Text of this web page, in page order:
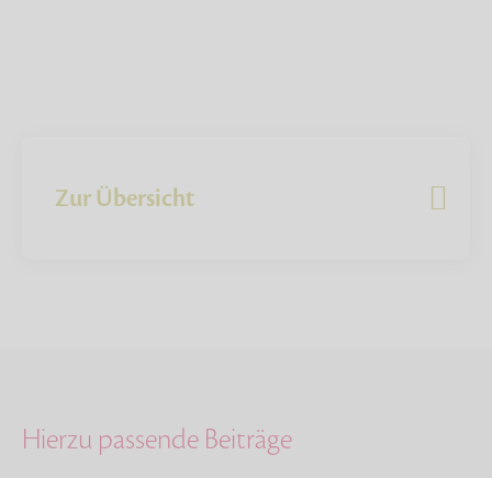
Zur Übersicht
Hierzu passende Beiträge